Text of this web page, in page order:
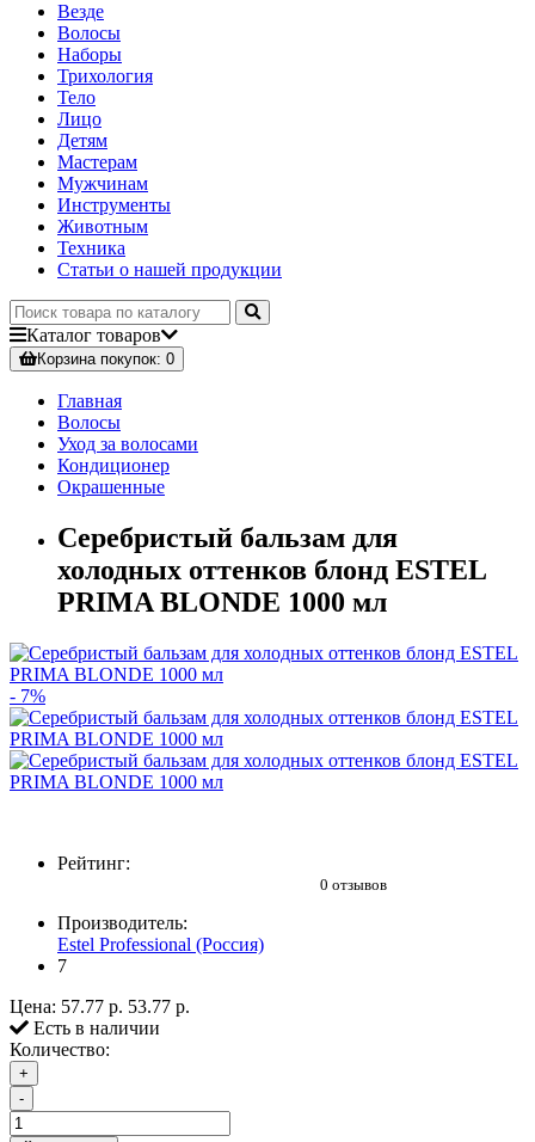
Везде
Волосы
Наборы
Трихология
Тело
Лицо
Детям
Мастерам
Мужчинам
Инструменты
Животным
Техника
Статьи о нашей продукции
Каталог товаров
Корзинапокупок: 0
Главная
Волосы
Уход за волосами
Кондиционер
Окрашенные
Серебристый бальзам для
холодных оттенков блонд ESTEL
PRIMA BLONDE 1000 мл
- 7%
Рейтинг:
0 отзывов
Производитель:
Estel Professional (Россия)
7
Цена: 57.77 р. 53.77 р.
Есть в наличии
Количество:
+
-